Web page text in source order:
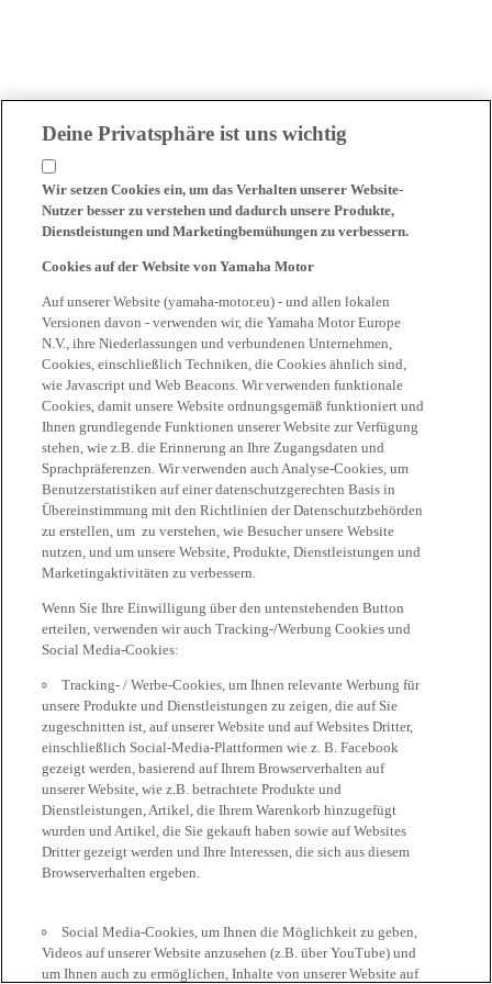
Deine Privatsphäre ist uns wichtig
Wir setzen Cookies ein, um das Verhalten unserer Website-
Nutzer besser zu verstehen und dadurch unsere Produkte,
Dienstleistungen und Marketingbemühungen zu verbessern.
Cookies auf der Website von Yamaha Motor
Auf unserer Website (yamaha-motor.eu) - und allen lokalen
Versionen davon - verwenden wir, die Yamaha Motor Europe
N.V., ihre Niederlassungen und verbundenen Unternehmen,
Cookies, einschließlich Techniken, die Cookies ähnlich sind,
wie Javascript und Web Beacons. Wir verwenden funktionale
Cookies, damit unsere Website ordnungsgemäß funktioniert und
Ihnen grundlegende Funktionen unserer Website zur Verfügung
stehen, wie z.B. die Erinnerung an Ihre Zugangsdaten und
Sprachpräferenzen. Wir verwenden auch Analyse-Cookies, um
Benutzerstatistiken auf einer datenschutzgerechten Basis in
Übereinstimmung mit den Richtlinien der Datenschutzbehörden
zu erstellen, um zu verstehen, wie Besucher unsere Website
nutzen, und um unsere Website, Produkte, Dienstleistungen und
Marketingaktivitäten zu verbessern.
Wenn Sie Ihre Einwilligung über den untenstehenden Button
erteilen, verwenden wir auch Tracking-/Werbung Cookies und
Social Media-Cookies:
Tracking- / Werbe-Cookies, um Ihnen relevante Werbung für
unsere Produkte und Dienstleistungen zu zeigen, die auf Sie
zugeschnitten ist, auf unserer Website und auf Websites Dritter,
einschließlich Social-Media-Plattformen wie z. B. Facebook
gezeigt werden, basierend auf Ihrem Browserverhalten auf
unserer Website, wie z.B. betrachtete Produkte und
Dienstleistungen, Artikel, die Ihrem Warenkorb hinzugefügt
wurden und Artikel, die Sie gekauft haben sowie auf Websites
Dritter gezeigt werden und Ihre Interessen, die sich aus diesem
Browserverhalten ergeben.
Social Media-Cookies, um Ihnen die Möglichkeit zu geben,
Videos auf unserer Website anzusehen (z.B. über YouTube) und
um Ihnen auch zu ermöglichen, Inhalte von unserer Website auf